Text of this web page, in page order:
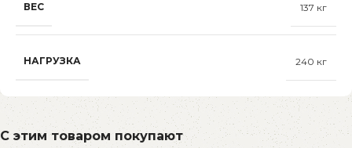
ВЕС 137 кг
НАГРУЗКА 240 кг
С этим товаром покупают